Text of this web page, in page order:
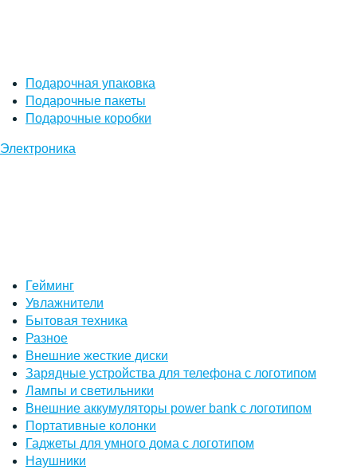
Подарочная упаковка
Подарочные пакеты
Подарочные коробки
Электроника
Гейминг
Увлажнители
Бытовая техника
Разное
Внешние жесткие диски
Зарядные устройства для телефона с логотипом
Лампы и светильники
Внешние аккумуляторы power bank с логотипом
Портативные колонки
Гаджеты для умного дома с логотипом
Наушники